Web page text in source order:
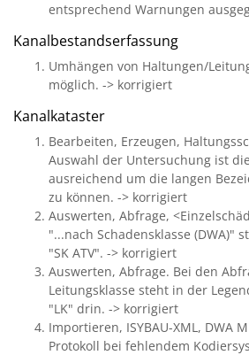
entsprechend Warnungen
Kanalbestandserfassung
Umhängen von Haltungen/
möglich. -> korrigiert
Kanalkataster
Bearbeiten, Erzeugen,
Auswahl der Untersuchung ist
ausreichend um die langen
zu können. -> korrigiert
Auswerten, Abfrage,
"...nach Schadensklasse (DWA)"
"SK ATV". -> korrigiert
Auswerten, Abfrage. Bei den
Leitungsklasse steht in der
"LK" drin. -> korrigiert
Importieren, ISYBAU-XML, DWA
Protokoll bei fehlendem